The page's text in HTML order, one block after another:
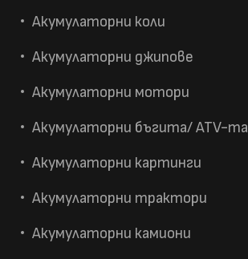
Акумулаторни коли
Акумулаторни джипове
Акумулаторни мотори
Акумулаторни бъгита/ ATV-та
Акумулаторни картинги
Акумулаторни трактори
Акумулаторни камиони